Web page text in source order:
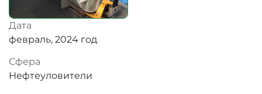
Дата
февраль, 2024 год
Сфера
Нефтеуловители